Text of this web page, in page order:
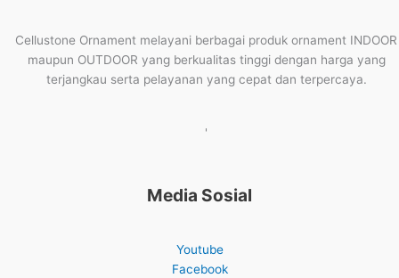
Cellustone Ornament melayani berbagai produk ornament INDOOR
maupun OUTDOOR yang berkualitas tinggi dengan harga yang
terjangkau serta pelayanan yang cepat dan terpercaya.
'
Media Sosial
Youtube
Facebook